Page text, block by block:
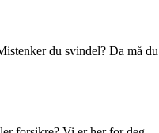
du svindel? Da må du